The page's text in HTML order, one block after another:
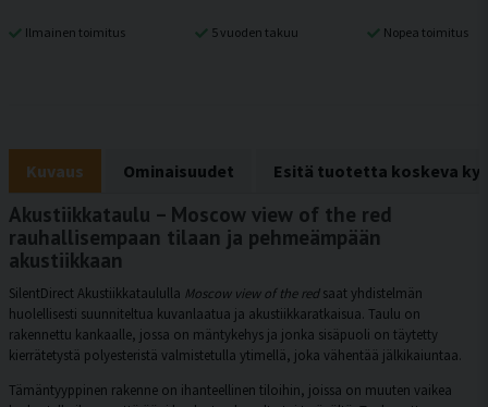
Ilmainen toimitus 5 vuoden takuu Nopea toimitus
Kuvaus Ominaisuudet Esitä tuotetta koskeva
Akustiikkataulu – Moscow view of the red
rauhallisempaan tilaan ja pehmeämpään
akustiikkaan
SilentDirect Akustiikkataululla Moscow view of the redsaat yhdistelmän
huolellisesti suunniteltua kuvanlaatua ja akustiikkaratkaisua. Taulu on
rakennettu kankaalle, jossa on mäntykehys ja jonka sisäpuoli on täytetty
kierrätetystä polyesteristä valmistetulla ytimellä, joka vähentää jälkikaiuntaa.
Tämäntyyppinen rakenne on ihanteellinen tiloihin, joissa on muuten vaikea